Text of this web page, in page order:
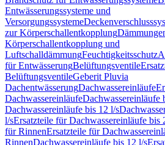
Entwässerungssysteme und
Versorgungssysteme
zur Körperschallentkopplung
Körperschallentkopplung und
LuftschalldämmungFeuchtigkeitsschutz
für EntwässerungBelüftungsventile
BelüftungsventileGeberit Pluvia
DachentwässerungDachwassereinläufe
DachwassereinläufeDachwassereinläufe
Dachwassereinläufe bis 12 l/s
l/sErsatzteile für Dachwassereinläufe bis
für RinnenErsatzteile für
RinnenDachwassereinläufe bis 12 l/s